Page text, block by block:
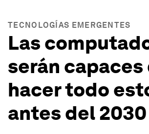
TECNOLOGÍAS EMERGENTES
Las
serán capaces
hacer todo
antes del 2030